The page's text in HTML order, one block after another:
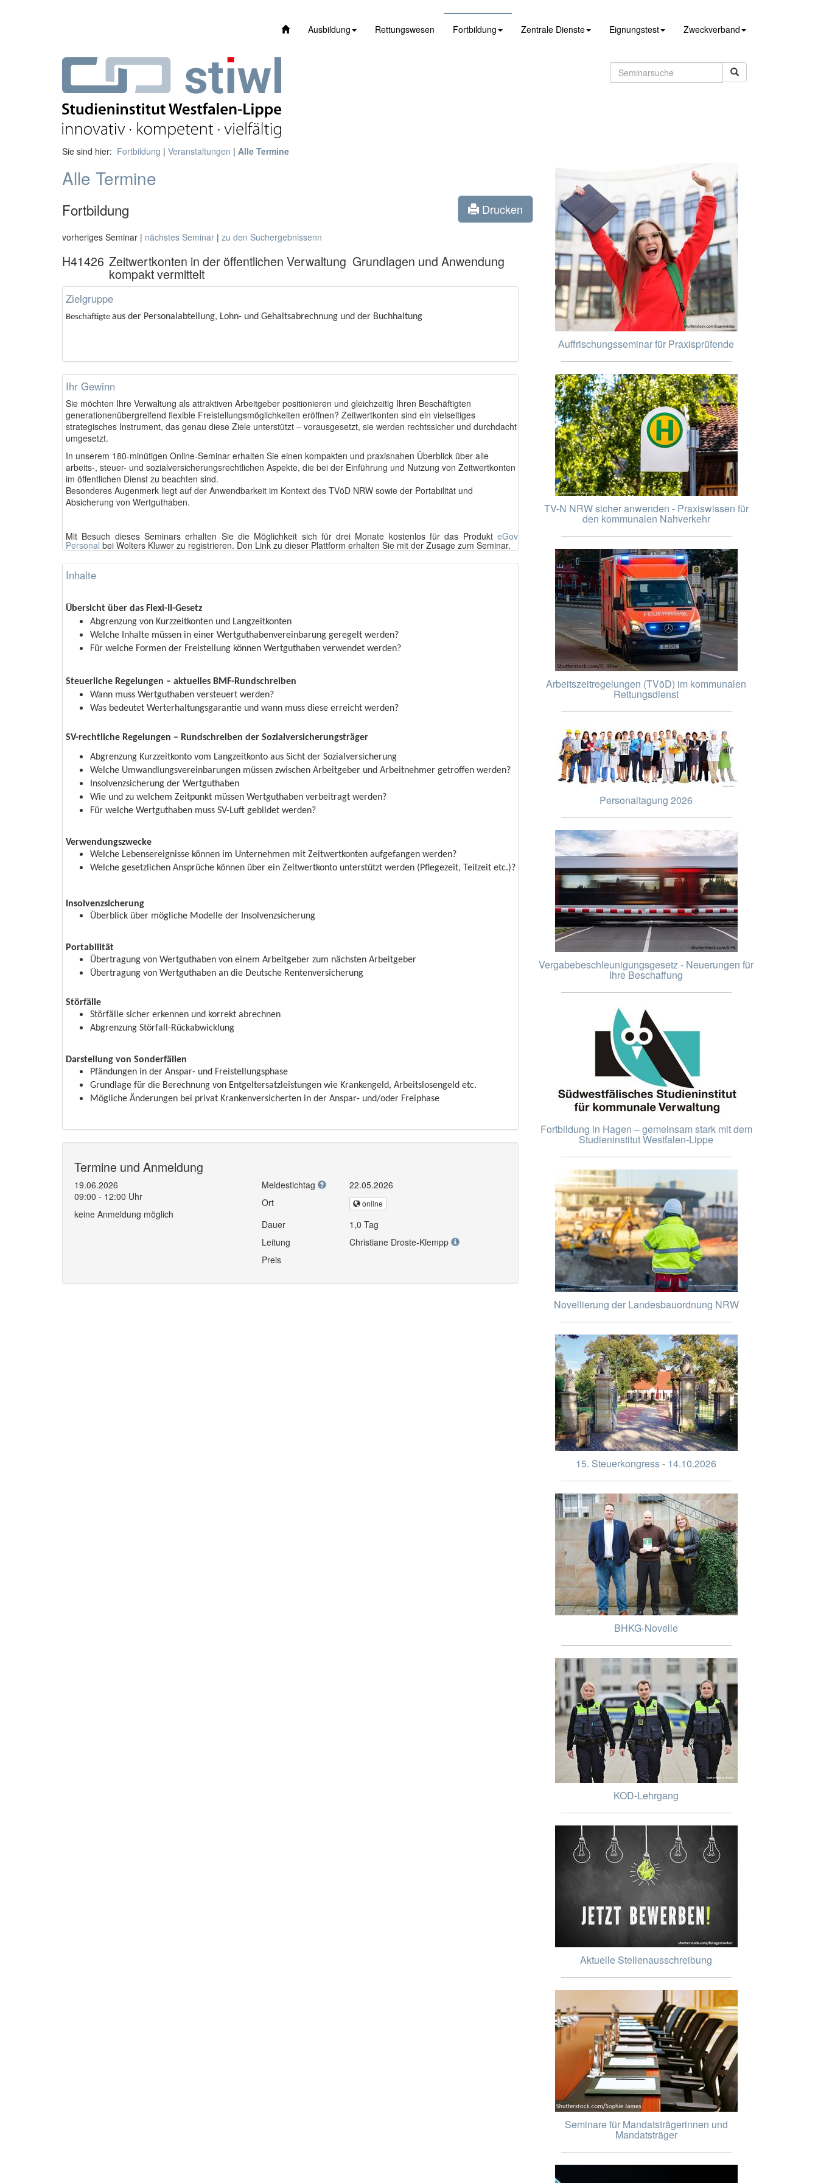
Ausbildung Rettungswesen Fortbildung Zentrale Dienste Eignungstest Zweckverband
Sie sind hier: Fortbildung | Veranstaltungen | Alle Termine
Alle Termine
Fortbildung Drucken
vorheriges Seminar | nächstes Seminar | zu den Suchergebnissenn
H41426 Zeitwertkonten in der öffentlichen Verwaltung  Grundlagen und Anwendung
kompakt vermittelt
Zielgruppe
Beschäftigte aus der Personalabteilung, Lohn- und Gehaltsabrechnung und der Buchhaltung
Ihr Gewinn
Sie möchten Ihre Verwaltung als attraktiven Arbeitgeber positionieren und gleichzeitig Ihren Beschäftigten
generationenübergreifend flexible Freistellungsmöglichkeiten eröffnen? Zeitwertkonten sind ein vielseitiges
strategisches Instrument, das genau diese Ziele unterstützt – vorausgesetzt, sie werden rechtssicher und durchdacht
umgesetzt.
In unserem 180-minütigen Online-Seminar erhalten Sie einen kompakten und praxisnahen Überblick über alle
arbeits-, steuer- und sozialversicherungsrechtlichen Aspekte, die bei der Einführung und Nutzung von Zeitwertkonten
im öffentlichen Dienst zu beachten sind.
Besonderes Augenmerk liegt auf der Anwendbarkeit im Kontext des TVöD NRW sowie der Portabilität und
Absicherung von Wertguthaben.
Mit Besuch dieses Seminars erhalten Sie die Möglichkeit sich für drei Monate kostenlos für das Produkt eGov
Personal bei Wolters Kluwer zu registrieren. Den Link zu dieser Plattform erhalten Sie mit der Zusage zum Seminar.
Inhalte
Übersicht über das Flexi-II-Gesetz
Abgrenzung von Kurzzeitkonten und Langzeitkonten
Welche Inhalte müssen in einer Wertguthabenvereinbarung geregelt werden?
Für welche Formen der Freistellung können Wertguthaben verwendet werden?
Steuerliche Regelungen – aktuelles BMF-Rundschreiben
Wann muss Wertguthaben versteuert werden?
Was bedeutet Werterhaltungsgarantie und wann muss diese erreicht werden?
SV-rechtliche Regelungen – Rundschreiben der Sozialversicherungsträger
Abgrenzung Kurzzeitkonto vom Langzeitkonto aus Sicht der Sozialversicherung
Welche Umwandlungsvereinbarungen müssen zwischen Arbeitgeber und Arbeitnehmer getroffen werden?
Insolvenzsicherung der Wertguthaben
Wie und zu welchem Zeitpunkt müssen Wertguthaben verbeitragt werden?
Für welche Wertguthaben muss SV-Luft gebildet werden?
Verwendungszwecke
Welche Lebensereignisse können im Unternehmen mit Zeitwertkonten aufgefangen werden?
Welche gesetzlichen Ansprüche können über ein Zeitwertkonto unterstützt werden (Pflegezeit, Teilzeit etc.)?
Insolvenzsicherung
Überblick über mögliche Modelle der Insolvenzsicherung
Portabilität
Übertragung von Wertguthaben von einem Arbeitgeber zum nächsten Arbeitgeber
Übertragung von Wertguthaben an die Deutsche Rentenversicherung
Störfälle
Störfälle sicher erkennen und korrekt abrechnen
Abgrenzung Störfall-Rückabwicklung
Darstellung von Sonderfällen
Pfändungen in der Anspar- und Freistellungsphase
Grundlage für die Berechnung von Entgeltersatzleistungen wie Krankengeld, Arbeitslosengeld etc.
Mögliche Änderungen bei privat Krankenversicherten in der Anspar- und/oder Freiphase
Termine und Anmeldung
19.06.2026
09:00 - 12:00 Uhr
keine Anmeldung möglich
Meldestichtag
22.05.2026
Ort
online
Dauer
1,0 Tag
Leitung
Christiane Droste-Klempp
Preis
Auffrischungsseminar für Praxisprüfende
TV-N NRW sicher anwenden - Praxiswissen für
den kommunalen Nahverkehr
Arbeitszeitregelungen (TVöD) im kommunalen
Rettungsdienst
Personaltagung 2026
Vergabebeschleunigungsgesetz - Neuerungen für
Ihre Beschaffung
Fortbildung in Hagen – gemeinsam stark mit dem
Studieninstitut Westfalen-Lippe
Novellierung der Landesbauordnung NRW
15. Steuerkongress - 14.10.2026
BHKG-Novelle
KOD-Lehrgang
Aktuelle Stellenausschreibung
Seminare für Mandatsträgerinnen und
Mandatsträger